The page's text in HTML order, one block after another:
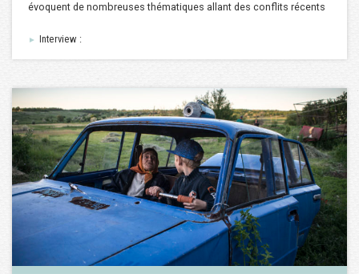
évoquent de nombreuses thématiques allant des conflits récents
► Interview :